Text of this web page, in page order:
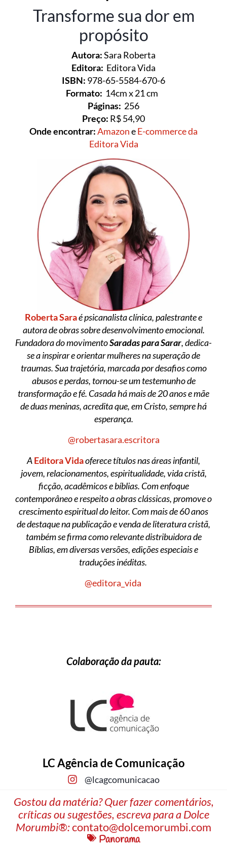
Transforme sua dor em
propósito
Autora:Sara Roberta
Editora: Editora Vida
ISBN: 978-65-5584-670-6
Formato: 14cm x 21 cm
Páginas: 256
Preço: R$ 54,90
Onde encontrar:AmazoneE-commerce da
Editora Vida
Roberta Saraé psicanalista clínica, palestrante e
autora de obras sobre desenvolvimento emocional.
Fundadora do movimentoSaradas para Sarar, dedica-
se a inspirar e orientar mulheres na superação de
traumas. Sua trajetória, marcada por desafios como
abusos e perdas, tornou-se um testemunho de
transformação e fé. Casada há mais de 20 anos e mãe
de duas meninas, acredita que, em Cristo, sempre há
esperança.
@robertasara.escritora
AEditora Vidaoferece títulos nas áreas infantil,
jovem, relacionamentos, espiritualidade, vida cristã,
ficção, acadêmicos e bíblias. Com enfoque
contemporâneo e respeito a obras clássicas, promove o
crescimento espiritual do leitor. Com mais de 60 anos
de destaque na publicação e venda de literatura cristã,
também se firma como relevante distribuidora de
Bíblias, em diversas versões, edições especiais e
traduções inéditas.
@editora_vida
Colaboração da pauta:
LC Agência de Comunicação
@lcagcomunicacao
Gostou da matéria? Quer fazer comentários,
críticas ou sugestões, escreva para a Dolce
Morumbi®:contato@dolcemorumbi.com
Panorama